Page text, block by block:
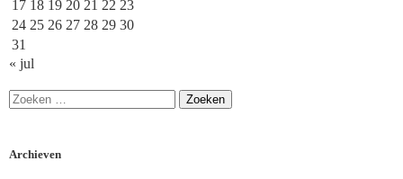
17 18 19 20 21 22 23
24 25 26 27 28 29 30
31
« jul
Archieven